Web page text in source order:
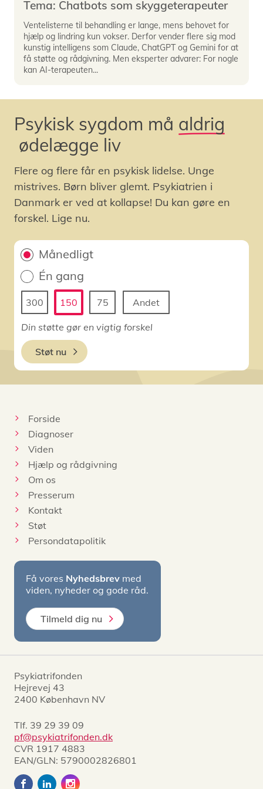
Algoritmisk bias:En form for skævhed eller fordom
i AI’ens svar. Hvis en chatbot er trænet på data,
der mangler kulturel forståelse eller er ensidig, kan
diskriminerende. I terapi er det ekstra vigtigt at
specifikke baggrund.
Hallucination:Når en AI finder på fakta eller
informationer, som lyder overbevisende, men er
lodret forkerte. I en terapeutisk kontekst er dette
kritisk, da en chatbot potentielt kan give faktuelt
forkerte råd om medicin eller psykiske lidelser,
mens den lyder meget selvsikker.
Tema: Chatbots som skyggeterapeuter
Ventelisterne til behandling er lange, mens behovet for
hjælp og lindring kun vokser. Derfor vender flere sig mod
kunstig intelligens som Claude, ChatGPT og Gemini for at
få støtte og rådgivning. Men eksperter advarer: For nogle
kan AI-terapeuten...
Psykisk sygdom må aldrig
ødelægge liv
Flere og flere får en psykisk lidelse. Unge
mistrives. Børn bliver glemt. Psykiatrien i
Danmark er ved at kollapse! Du kan gøre en
forskel. Lige nu.
Månedligt
Én gang
300 150 75 Andet
Din støtte gør en vigtig forskel
Støt nu
Forside
Diagnoser
Viden
Hjælp og rådgivning
Om os
Presserum
Kontakt
Støt
Persondatapolitik
Få vores Nyhedsbrev med
viden, nyheder og gode råd.
Tilmeld dig nu
Psykiatrifonden
Hejrevej 43
2400 København NV
Tlf. 39 29 39 09
pf@psykiatrifonden.dk
CVR 1917 4883
EAN/GLN: 5790002826801